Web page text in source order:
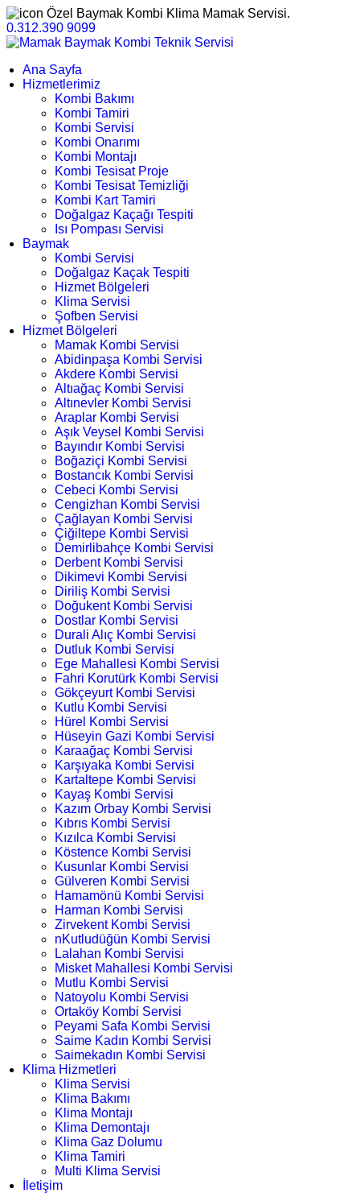
Özel Baymak Kombi Klima Mamak Servisi.
0.312.390 9099
Ana Sayfa
Hizmetlerimiz
Kombi Bakımı
Kombi Tamiri
Kombi Servisi
Kombi Onarımı
Kombi Montajı
Kombi Tesisat Proje
Kombi Tesisat Temizliği
Kombi Kart Tamiri
Doğalgaz Kaçağı Tespiti
Isı Pompası Servisi
Baymak
Kombi Servisi
Doğalgaz Kaçak Tespiti
Hizmet Bölgeleri
Klima Servisi
Şofben Servisi
Hizmet Bölgeleri
Mamak Kombi Servisi
Abidinpaşa Kombi Servisi
Akdere Kombi Servisi
Altıağaç Kombi Servisi
Altınevler Kombi Servisi
Araplar Kombi Servisi
Aşık Veysel Kombi Servisi
Bayındır Kombi Servisi
Boğaziçi Kombi Servisi
Bostancık Kombi Servisi
Cebeci Kombi Servisi
Cengizhan Kombi Servisi
Çağlayan Kombi Servisi
Çiğiltepe Kombi Servisi
Demirlibahçe Kombi Servisi
Derbent Kombi Servisi
Dikimevi Kombi Servisi
Diriliş Kombi Servisi
Doğukent Kombi Servisi
Dostlar Kombi Servisi
Durali Alıç Kombi Servisi
Dutluk Kombi Servisi
Ege Mahallesi Kombi Servisi
Fahri Korutürk Kombi Servisi
Gökçeyurt Kombi Servisi
Kutlu Kombi Servisi
Hürel Kombi Servisi
Hüseyin Gazi Kombi Servisi
Karaağaç Kombi Servisi
Karşıyaka Kombi Servisi
Kartaltepe Kombi Servisi
Kayaş Kombi Servisi
Kazım Orbay Kombi Servisi
Kıbrıs Kombi Servisi
Kızılca Kombi Servisi
Köstence Kombi Servisi
Kusunlar Kombi Servisi
Gülveren Kombi Servisi
Hamamönü Kombi Servisi
Harman Kombi Servisi
Zirvekent Kombi Servisi
nKutludüğün Kombi Servisi
Lalahan Kombi Servisi
Misket Mahallesi Kombi Servisi
Mutlu Kombi Servisi
Natoyolu Kombi Servisi
Ortaköy Kombi Servisi
Peyami Safa Kombi Servisi
Saime Kadın Kombi Servisi
Saimekadın Kombi Servisi
Klima Hizmetleri
Klima Servisi
Klima Bakımı
Klima Montajı
Klima Demontajı
Klima Gaz Dolumu
Klima Tamiri
Multi Klima Servisi
İletişim